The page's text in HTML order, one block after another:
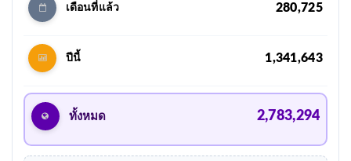
เดือนที่แล้ว 280,725
ปีนี้ 1,341,643
ทั้งหมด 2,783,294